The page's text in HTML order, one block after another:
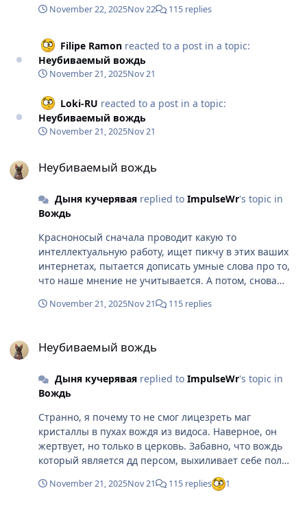
видом "немощи". Как ни крути, сами себе ярлык
магния и омеги чтобы не лить слезы, и на досуге
подумай как этот ярлык снять, прежде чем снова
позориться
Если ты позволяешь себе такой тон с людьми,
же в ответ
November 22, 2025Nov 22 115 replies
Filipe Ramon reacted to a post in a topic:
Неубиваемый вождь
November 21, 2025Nov 21
Loki-RU reacted to a post in a topic:
Неубиваемый вождь
November 21, 2025Nov 21
Неубиваемый вождь
Дыня кучеряваяreplied to ImpulseWr's topic in
Вождь
Красноносый сначала проводит какую то
интеллектуальную работу, ищет пикчу в этих ваших
интернетах, пытается дописать умные слова про то,
что наше мнение не учитывается. А потом, снова
слюнявый вождь, ну прям разумист
November 21, 2025Nov 21 115 replies
Неубиваемый вождь
Дыня кучеряваяreplied to ImpulseWr's topic in
Вождь
Странно, я почему то не смог лицезреть маг
кристаллы в пухах вождя из видоса. Наверное, он
жертвует, но только в церковь. Забавно, что вождь
который является дд персом, выхиливает себе пол
будки не вампом, а одной кнопочкой и при этом
играет через физ сборку. Но ты опять начнешь
November 21, 2025Nov 21 115 replies 1